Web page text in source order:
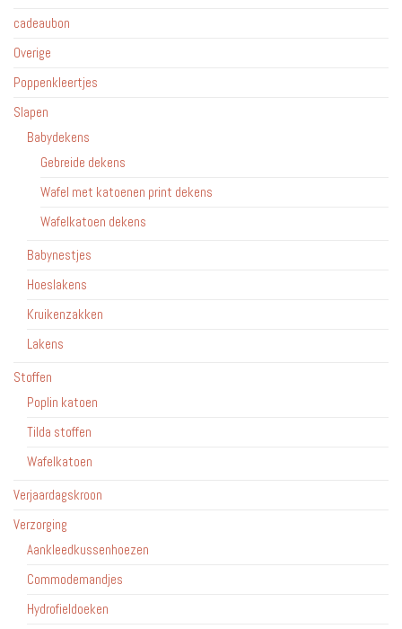
cadeaubon
Overige
Poppenkleertjes
Slapen
Babydekens
Gebreide dekens
Wafel met katoenen print dekens
Wafelkatoen dekens
Babynestjes
Hoeslakens
Kruikenzakken
Lakens
Stoffen
Poplin katoen
Tilda stoffen
Wafelkatoen
Verjaardagskroon
Verzorging
Aankleedkussenhoezen
Commodemandjes
Hydrofieldoeken